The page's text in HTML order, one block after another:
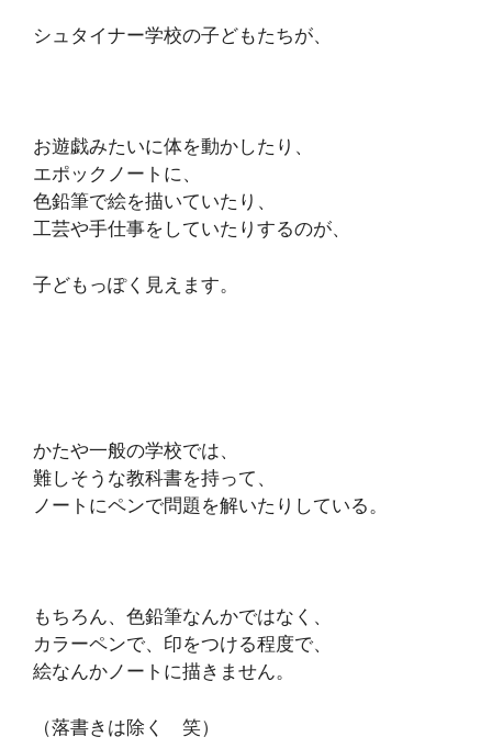
シュタイナー学校の子どもたちが、
お遊戯みたいに体を動かしたり、
エポックノートに、
色鉛筆で絵を描いていたり、
工芸や手仕事をしていたりするのが、
子どもっぽく見えます。
かたや一般の学校では、
難しそうな教科書を持って、
ノートにペンで問題を解いたりしている。
もちろん、色鉛筆なんかではなく、
カラーペンで、印をつける程度で、
絵なんかノートに描きません。
（落書きは除く 笑）